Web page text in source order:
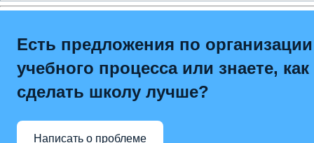
Есть предложения по организации
учебного процесса или знаете, как
сделать школу лучше?
Написать о проблеме